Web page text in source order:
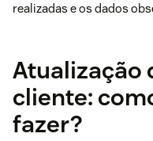
realizadas e os dados
Atualização
cliente:
fazer?